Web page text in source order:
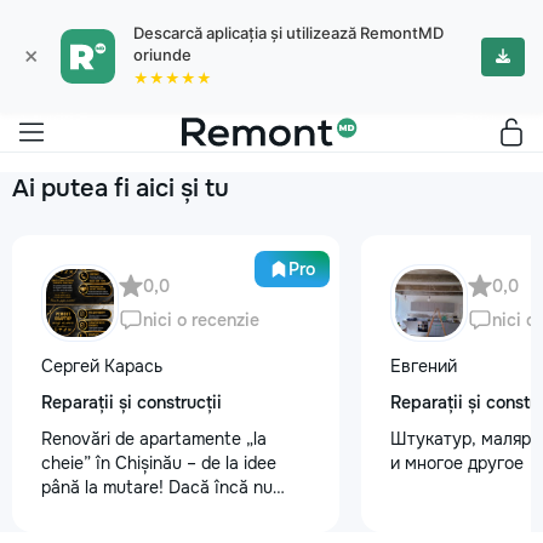
×
Descarcă aplicația și utilizează RemontMD
oriunde
★★★★★
Ai putea fi aici și tu
Pro
0,0
nici o recenzie
Сергей Карась
Reparații și construcții
Renovări de apartamente „la
cheie” în Chișinău – de la idee
până la mutare! Dacă încă nu
0,0
nici o
Евгений
Reparații și
Штукатур, маляр ,
и многое другое